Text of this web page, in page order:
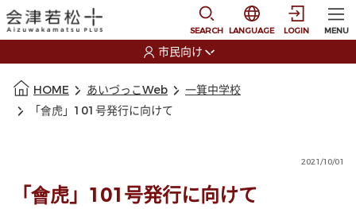
SEARCH
選択すると言語の切
LANGUAGE LOGIN MENU
市民向け
HOME あいづっこWeb
一箕中学校
「會虎」101号発行に向けて
2021/10/01
「會虎」101号発行に向けて